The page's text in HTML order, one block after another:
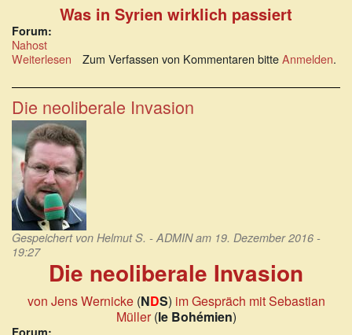
Was in Syrien wirklich passiert
Forum:
Nahost
Weiterlesen über
Daniele
Ganser
in
Köln:
Hinter
den
Kulissen.
Was
in
Syrien
wirklich
passiert.
Zum Verfassen von Kommentaren bitteAnmelden.
Die neoliberale Invasion
Gespeichert von Helmut S. - ADMINam 19. Dezember 2016 -
19:27
Die neoliberale Invasion
von Jens Wernicke(NDS) im Gespräch mit Sebastian
Müller(le Bohémien)